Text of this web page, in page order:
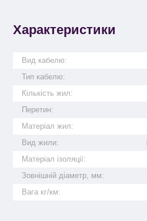
Характеристики
Вид кабелю:
Тип кабелю:
Кількість жил:
Перетин:
Матеріал жил:
Вид жили:
Матеріал ізоляції:
Зовнішній діаметр, мм:
Вага кг/км: